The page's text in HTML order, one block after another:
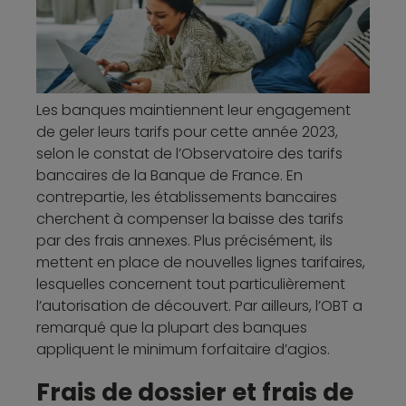
Les banques maintiennent leur engagement
de geler leurs tarifs pour cette année 2023,
selon le constat de l’Observatoire des tarifs
bancaires de la Banque de France. En
contrepartie, les établissements bancaires
cherchent à compenser la baisse des tarifs
par des frais annexes. Plus précisément, ils
mettent en place de nouvelles lignes tarifaires,
lesquelles concernent tout particulièrement
l’autorisation de découvert. Par ailleurs, l’OBT a
remarqué que la plupart des banques
appliquent le minimum forfaitaire d’agios.
Frais de dossier et frais de